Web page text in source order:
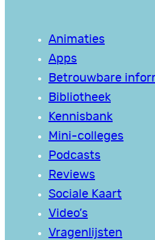
Animaties
Apps
Betrouwbare
Bibliotheek
Kennisbank
Mini-colleges
Podcasts
Reviews
Sociale Kaart
Video’s
Vragenlijsten